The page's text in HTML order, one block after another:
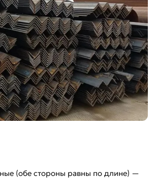
(обе стороны равны по длине) —